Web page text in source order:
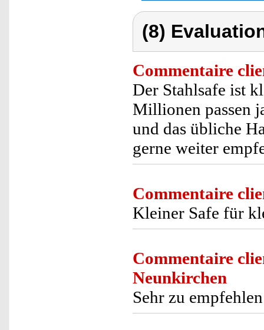
(8)
Commentaire
Der Stahlsafe ist
Millionen passen
und das übliche
gerne weiter
Commentaire
Kleiner Safe für
Commentaire
Neunkirchen
Sehr zu